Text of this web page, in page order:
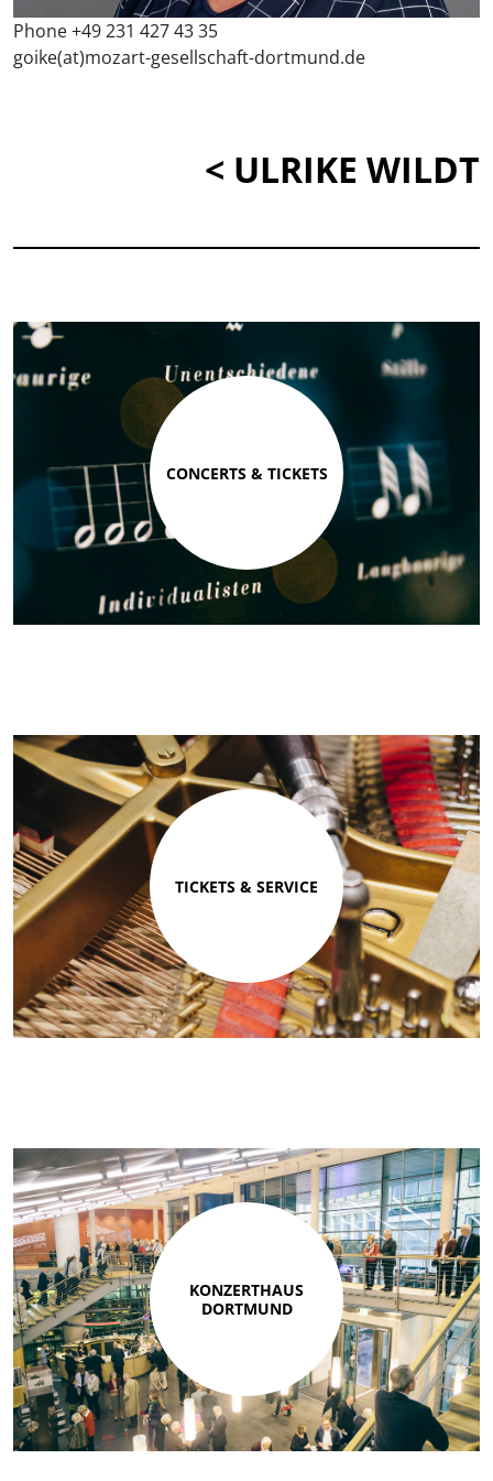
Phone +49 231 427 43 35
goike(at)mozart-gesellschaft-dortmund.de
< ULRIKE WILDT
CONCERTS & TICKETS
TICKETS & SERVICE
KONZERTHAUS
DORTMUND